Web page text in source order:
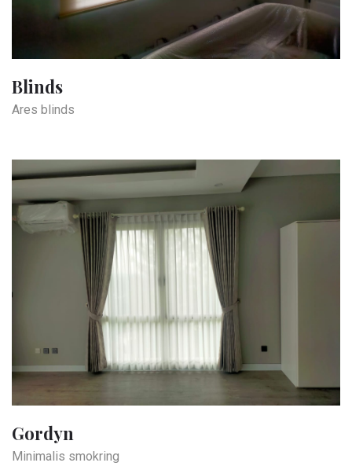
Blinds
Ares blinds
Gordyn
Minimalis smokring